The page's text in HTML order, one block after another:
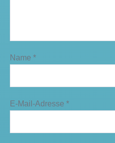
Name *
E-Mail-Adresse *